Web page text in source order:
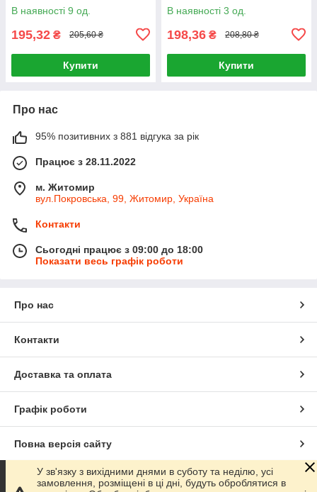
В наявності 9 од.
195,32 ₴ 205,60 ₴
Купити
В наявності 3 од.
198,36 ₴ 208,80 ₴
Купити
Про нас
95% позитивних з 881 відгука за рік
Працює з 28.11.2022
м. Житомир
вул.Покровська, 99, Житомир, Україна
Контакти
Сьогодні працює з 09:00 до 18:00
Показати весь графік роботи
Про нас
Контакти
Доставка та оплата
Графік роботи
Повна версія сайту
Сайт створено на маркетплейсі Prom.ua
У зв'язку з вихідними днями в суботу та неділю, усі
замовлення, розміщені в ці дні, будуть оброблятися в